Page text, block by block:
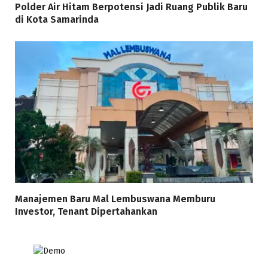
Polder Air Hitam Berpotensi Jadi Ruang Publik Baru
di Kota Samarinda
Manajemen Baru Mal Lembuswana Memburu
Investor, Tenant Dipertahankan